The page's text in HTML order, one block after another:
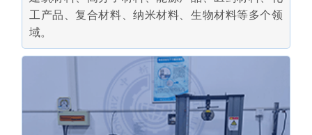
工产品、复合材料、纳米材料、生物材料等多个领
域。